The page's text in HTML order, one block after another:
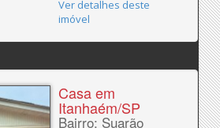
Ver detalhes deste
imóvel
Casa em
Itanhaém/SP
Bairro: Suarão